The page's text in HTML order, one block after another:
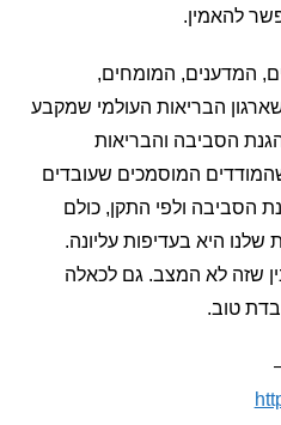
המומחים,
העולמי שמקבע
והבריאות
המוסמכים שעובדים
ולפי התקן,כולם
בעדיפות עליונה.
המצב. גם לכאלה